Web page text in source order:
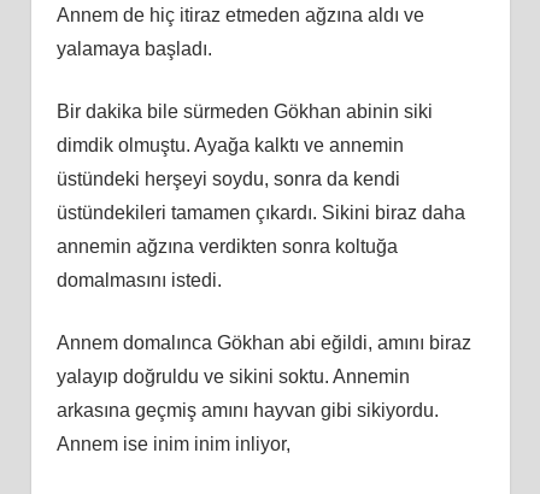
Annem de hiç itiraz etmeden ağzına aldı ve
yalamaya başladı.
Bir dakika bile sürmeden Gökhan abinin siki
dimdik olmuştu. Ayağa kalktı ve annemin
üstündeki herşeyi soydu, sonra da kendi
üstündekileri tamamen çıkardı. Sikini biraz daha
annemin ağzına verdikten sonra koltuğa
domalmasını istedi.
Annem domalınca Gökhan abi eğildi, amını biraz
yalayıp doğruldu ve sikini soktu. Annemin
arkasına geçmiş amını hayvan gibi sikiyordu.
Annem ise inim inim inliyor,